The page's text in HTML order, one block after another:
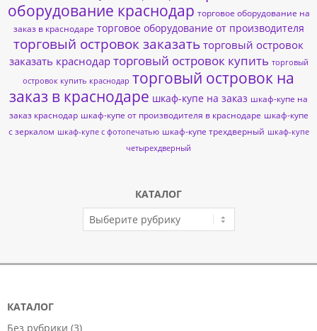
оборудование краснодар торговое оборудование на
заказ в краснодаре торговое оборудование от производителя
торговый островок заказать торговый островок
заказать краснодар торговый островок купить торговый
островок купить краснодар торговый островок на
заказ в краснодаре шкаф-купе на заказ шкаф-купе на
заказ краснодар шкаф-купе от производителя в краснодаре шкаф-купе
с зеркалом шкаф-купе с фотопечатью шкаф-купе трехдверный шкаф-купе
четырехдверный
КАТАЛОГ
КАТАЛОГ
КАТАЛОГ
Без рубрики (3)